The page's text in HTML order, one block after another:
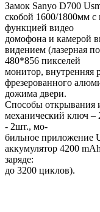
Замок Sanyo D700
скобой 1600/1800мм
функцией видео
домофона и камерой
видением (лазерная
480*856 пикселей
монитор, внутренняя
фрезерованного
дожима двери.
Способы открывания
механический ключ –
- 2шт., мо-
бильное приложение
аккумулятор 4200
заряде:
до 3200 циклов).